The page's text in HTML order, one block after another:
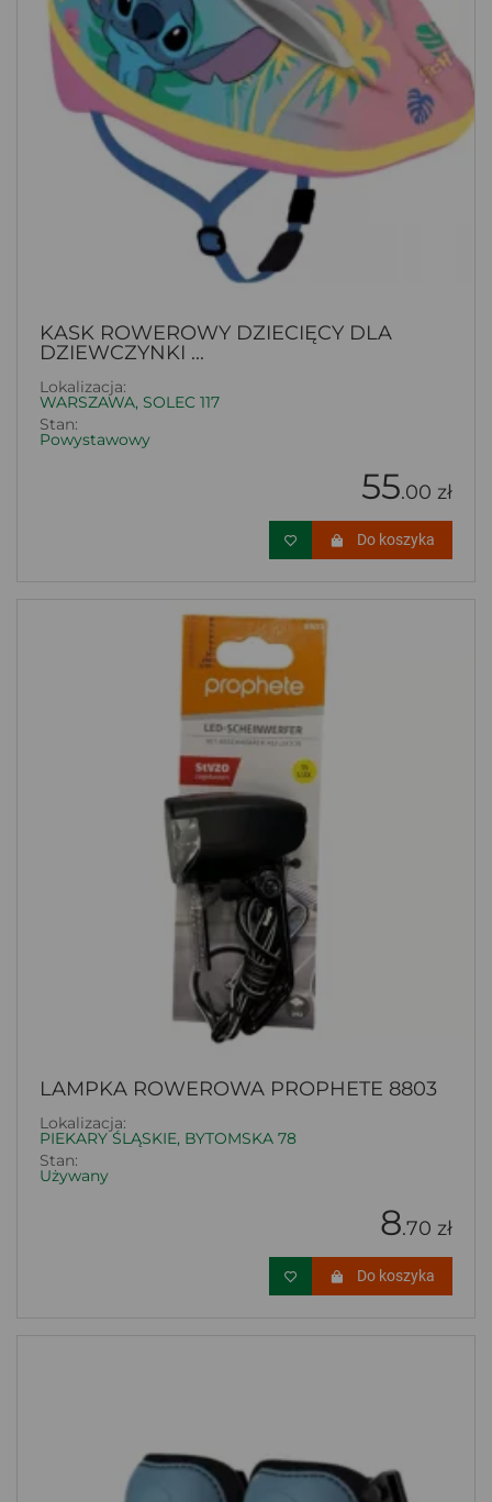
KASK ROWEROWY DZIECIĘCY DLA
DZIEWCZYNKI ...
Lokalizacja:
WARSZAWA, SOLEC 117
Stan:
Powystawowy
55.00 zł
Do koszyka
LAMPKA ROWEROWA PROPHETE 8803
Lokalizacja:
PIEKARY ŚLĄSKIE, BYTOMSKA 78
Stan:
Używany
8.70 zł
Do koszyka